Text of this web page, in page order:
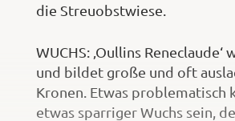
die Streuobstwiese.
WUCHS: ‚Oullins Reneclaude‘
und bildet große und oft
Kronen. Etwas problematisch
etwas sparriger Wuchs sein,